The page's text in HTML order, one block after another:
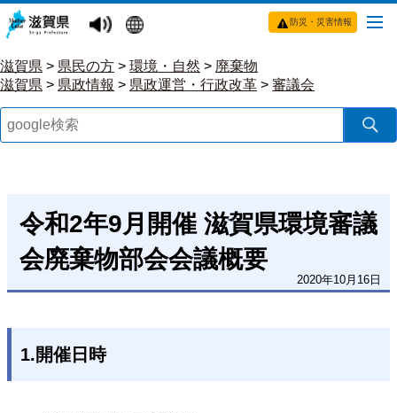
防災・災害情報
滋賀県 > 県民の方 > 環境・自然 > 廃棄物
滋賀県 > 県政情報 > 県政運営・行政改革 > 審議会
令和2年9月開催 滋賀県環境審議
会廃棄物部会会議概要
2020年10月16日
1.開催日時